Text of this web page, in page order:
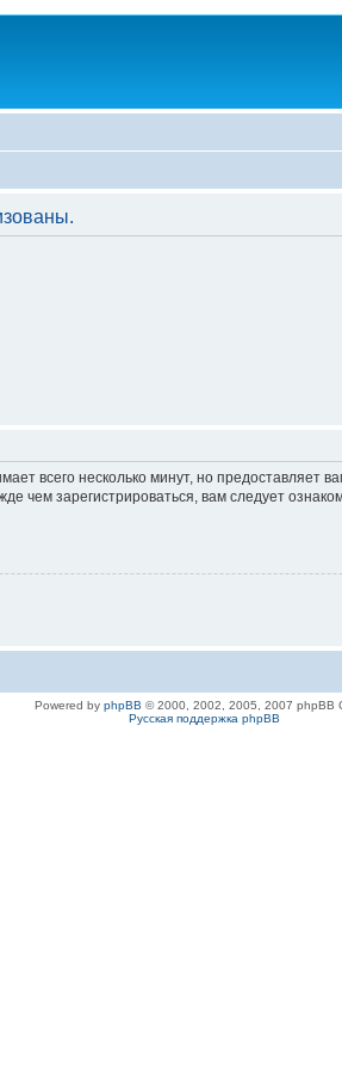
всего несколько минут, но
чем зарегистрироваться, вам следует
Powered by phpBB © 2000, 2002, 2005, 2007 phpBB
Русская поддержка phpBB